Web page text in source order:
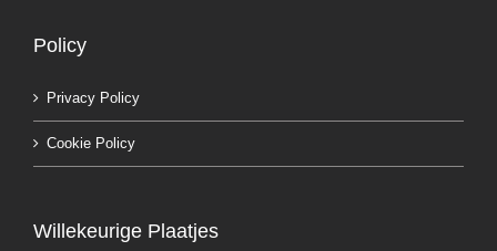
Policy
Privacy Policy
Cookie Policy
Willekeurige Plaatjes